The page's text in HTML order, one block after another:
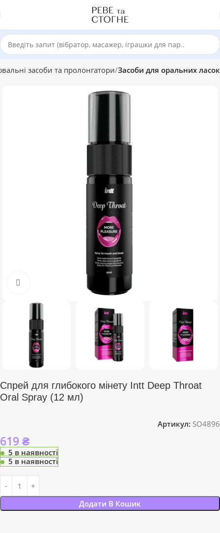
засоби та пролонгатори Засоби для оральних ласок
Спрей для глибокого мінету Intt Deep Throat
Oral Spray (12 мл)
Артикул: SO4896
619 ₴
5 в наявності
5 в наявності
Додати В Кошик